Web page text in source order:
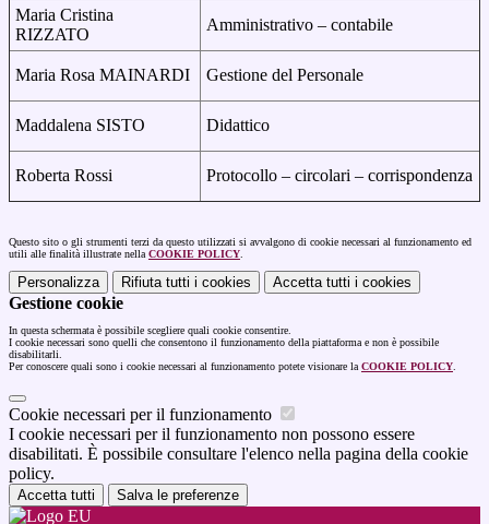
Maria Cristina
RIZZATO
Amministrativo – contabile
Maria Rosa MAINARDI Gestione del Personale
Maddalena SISTO Didattico
Roberta Rossi Protocollo – circolari – corrispondenza
Questo sito o gli strumenti terzi da questo utilizzati si avvalgono di cookie necessari al funzionamento ed
utili alle finalità illustrate nella COOKIE POLICY
Personalizza Rifiuta tutti i cookies Accetta tutti i cookies
Gestione cookie
In questa schermata è possibile scegliere quali cookie consentire.
I cookie necessari sono quelli che consentono il funzionamento della piattaforma e non è possibile
disabilitarli.
Per conoscere quali sono i cookie necessari al funzionamento potete visionare la COOKIE POLICY
Cookie necessari per il funzionamento
I cookie necessari per il funzionamento non possono essere
disabilitati. È possibile consultare l'elenco nella pagina della cookie
policy.
Accetta tutti Salva le preferenze